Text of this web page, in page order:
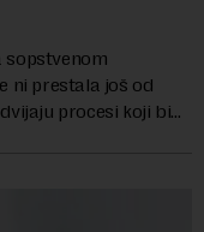
sopstvenom
ni prestala još od
procesi koji bi